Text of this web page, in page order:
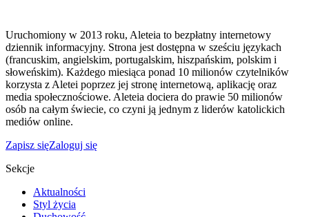
Uruchomiony w 2013 roku, Aleteia to bezpłatny internetowy
dziennik informacyjny. Strona jest dostępna w sześciu językach
(francuskim, angielskim, portugalskim, hiszpańskim, polskim i
słoweńskim). Każdego miesiąca ponad 10 milionów czytelników
korzysta z Aletei poprzez jej stronę internetową, aplikację oraz
media społecznościowe. Aleteia dociera do prawie 50 milionów
osób na całym świecie, co czyni ją jednym z liderów katolickich
mediów online.
Zapisz sięZaloguj się
Sekcje
Aktualności
Styl życia